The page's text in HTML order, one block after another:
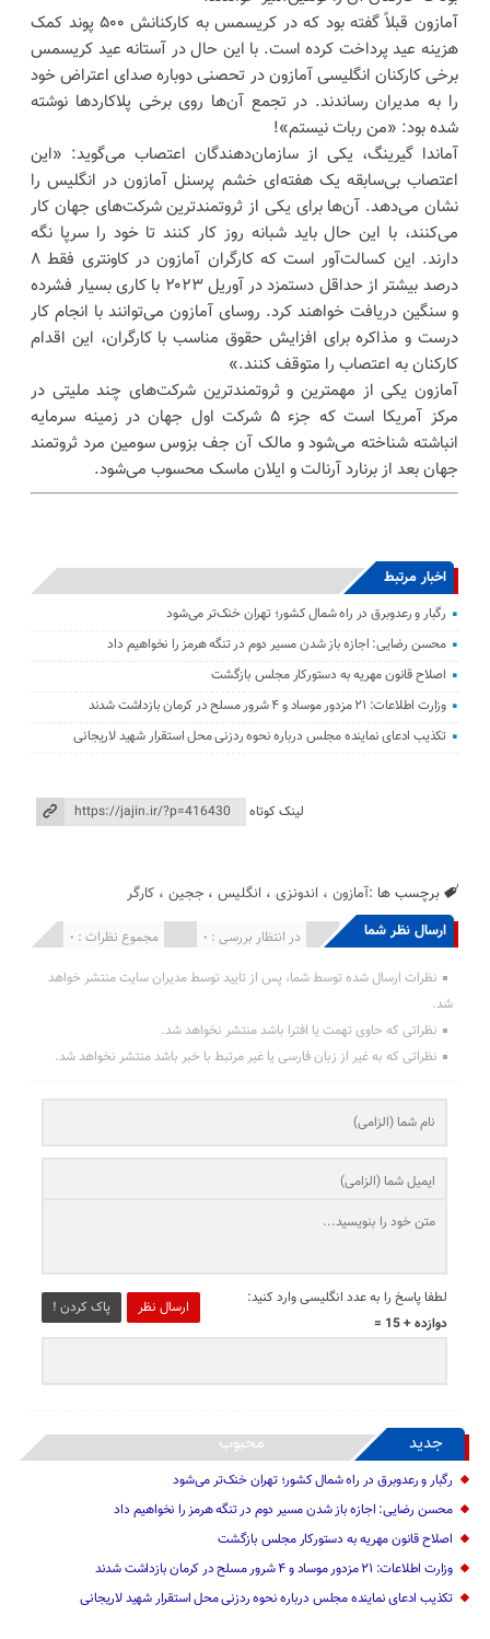
آمازون قبلاً گفته بود که در کریسمس به کارکنانش ۵۰۰ پوند کمک
هزینه عید پرداخت کرده است. با این حال در آستانه عید کریسمس
برخی کارکنان انگلیسی آمازون در تحصنی دوباره صدای اعتراض خود
را به مدیران رساندند. در تجمع آن‌ها روی برخی پلاکاردها نوشته
شده بود: «من ربات نیستم»!
آماندا گیرینگ، یکی از سازمان‌دهندگان اعتصاب می‌گوید: «این
اعتصاب بی‌سابقه یک هفته‌ای خشم پرسنل آمازون در انگلیس را
نشان می‌دهد. آن‌ها برای یکی از ثروتمندترین شرکت‌های جهان کار
می‌کنند، با این حال باید شبانه روز کار کنند تا خود را سرپا نگه
دارند. این کسالت‌آور است که کارگران آمازون در کاونتری فقط ۸
درصد بیشتر از حداقل دستمزد در آوریل ۲۰۲۳ با کاری بسیار فشرده
و سنگین دریافت خواهند کرد. روسای آمازون می‌توانند با انجام کار
درست و مذاکره برای افزایش حقوق مناسب با کارگران، این اقدام
کارکنان به اعتصاب را متوقف کنند.»
آمازون یکی از مهمترین و ثروتمندترین شرکت‌های چند ملیتی در
مرکز آمریکا است که جزء ۵ شرکت اول جهان در زمینه سرمایه
انباشته شناخته می‌شود و مالک آن جف بزوس سومین مرد ثروتمند
جهان بعد از برنارد آرنالت و ایلان ماسک محسوب می‌شود.
اخبار مرتبط
رگبار و رعدوبرق در راه شمال کشور؛ تهران خنک‌تر می‌شود
محسن رضایی: اجازه باز شدن مسیر دوم در تنگه هرمز را نخواهیم داد
اصلاح قانون مهریه به دستورکار مجلس بازگشت
وزارت اطلاعات: ۲۱ مزدور موساد و ۴ شرور مسلح در کرمان بازداشت شدند
تکذیب ادعای نماینده مجلس درباره نحوه ردزنی محل استقرار شهید لاریجانی
لینک کوتاه
برچسب ها :آمازون ، اندونزی ، انگلیس ،ججین ،کارگر
ارسال نظر شما مجموع نظرات : 0 در انتظار بررسی : 0 انتشار یافته : 0
نظرات ارسال شده توسط شما، پس از تایید توسط مدیران سایت منتشر خواهد
شد.
نظراتی که حاوی تهمت یا افترا باشد منتشر نخواهد شد.
نظراتی که به غیر از زبان فارسی یا غیر مرتبط با خبر باشد منتشر نخواهد شد.
ارسال نظر پاک کردن !
لطفا پاسخ را به عدد انگلیسی وارد کنید:
دوازده + 15 =
جدید محبوب
رگبار و رعدوبرق در راه شمال کشور؛ تهران خنک‌تر می‌شود
محسن رضایی: اجازه باز شدن مسیر دوم در تنگه هرمز را نخواهیم داد
اصلاح قانون مهریه به دستورکار مجلس بازگشت
وزارت اطلاعات: ۲۱ مزدور موساد و ۴ شرور مسلح در کرمان بازداشت شدند
تکذیب ادعای نماینده مجلس درباره نحوه ردزنی محل استقرار شهید لاریجانی